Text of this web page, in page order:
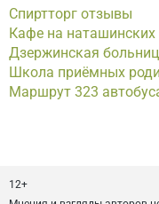
Спиртторг отзывы
Кафе на
Дзержинская
Школа приёмных
Маршрут 323
12+